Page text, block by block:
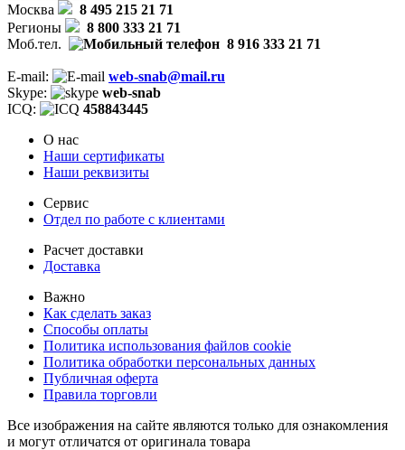
Москва
8 495 215 21 71
Регионы
8 800 333 21 71
Моб.тел.
8 916 333 21 71
E-mail:
web-snab@mail.ru
Skype:
web-snab
ICQ:
458843445
О нас
Наши сертификаты
Наши реквизиты
Сервис
Отдел по работе с клиентами
Расчет доставки
Доставка
Важно
Как сделать заказ
Способы оплаты
Политика использования файлов cookie
Политика обработки персональных данных
Публичная оферта
Правила торговли
Все изображения на сайте являются только для ознакомления
и могут отличатся от оригинала товара